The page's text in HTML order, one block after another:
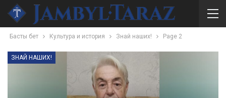
Басты бет Культура и история Знай наших! Page 2
ЗНАЙ НАШИХ!